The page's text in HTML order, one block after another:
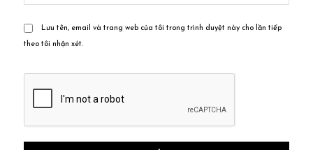
Lưu tên, email và trang web của tôi trong trình duyệt này cho lần tiếp
theo tôi nhận xét.